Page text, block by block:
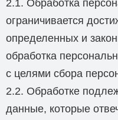
2.1. Обработка
ограничивается
определенных и
обработка
с целями сбора
2.2. Обработке
данные, которые